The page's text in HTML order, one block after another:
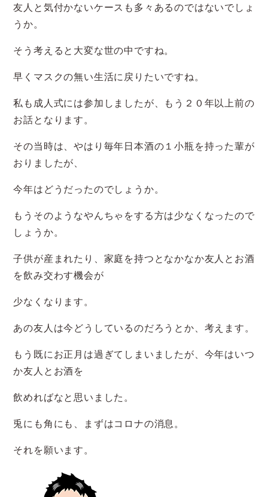
友人と気付かないケースも多々あるのではないでしょ
うか。
そう考えると大変な世の中ですね。
早くマスクの無い生活に戻りたいですね。
私も成人式には参加しましたが、もう２０年以上前の
お話となります。
その当時は、やはり毎年日本酒の１小瓶を持った輩が
おりましたが、
今年はどうだったのでしょうか。
もうそのようなやんちゃをする方は少なくなったので
しょうか。
子供が産まれたり、家庭を持つとなかなか友人とお酒
を飲み交わす機会が
少なくなります。
あの友人は今どうしているのだろうとか、考えます。
もう既にお正月は過ぎてしまいましたが、今年はいつ
か友人とお酒を
飲めればなと思いました。
兎にも角にも、まずはコロナの消息。
それを願います。